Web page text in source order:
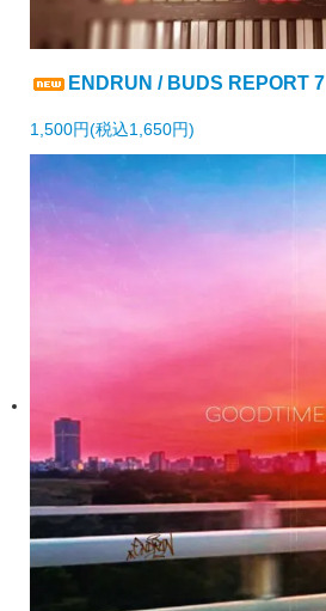
ENDRUN / BUDS REPORT 7
1,500円(税込1,650円)